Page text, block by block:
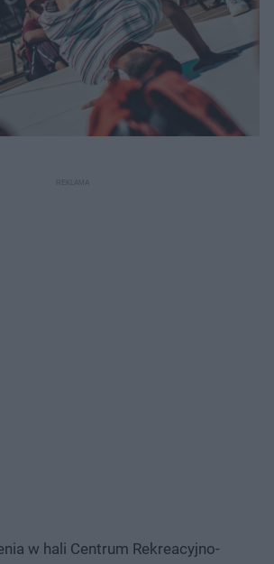
w hali Centrum Rekreacyjno-